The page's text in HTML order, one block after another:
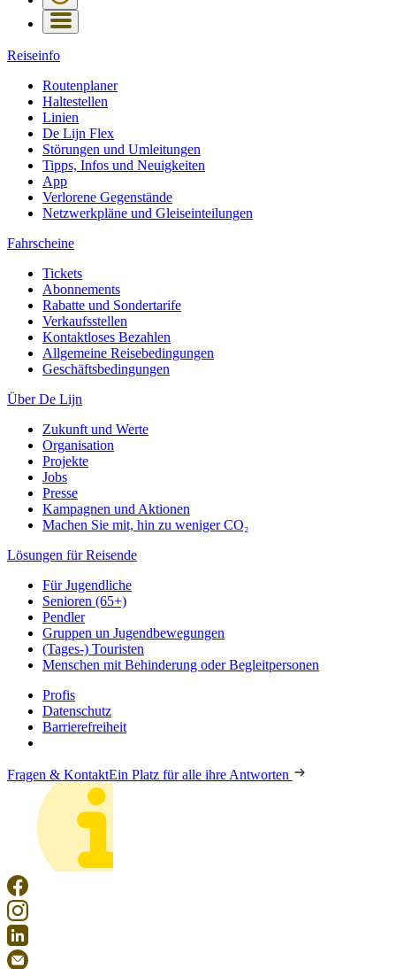
Reiseinfo
Routenplaner
Haltestellen
Linien
De Lijn Flex
Störungen und Umleitungen
Tipps, Infos und Neuigkeiten
App
Verlorene Gegenstände
Netzwerkpläne und Gleiseinteilungen
Fahrscheine
Tickets
Abonnements
Rabatte und Sondertarife
Verkaufsstellen
Kontaktloses Bezahlen
Allgemeine Reisebedingungen
Geschäftsbedingungen
Über De Lijn
Zukunft und Werte
Organisation
Projekte
Jobs
Presse
Kampagnen und Aktionen
Machen Sie mit, hin zu weniger CO₂
Lösungen für Reisende
Für Jugendliche
Senioren (65+)
Pendler
Gruppen un Jugendbewegungen
(Tages-) Touristen
Menschen mit Behinderung oder Begleitpersonen
Profis
Datenschutz
Barrierefreiheit
Fragen & KontaktEin Platz für alle ihre Antworten